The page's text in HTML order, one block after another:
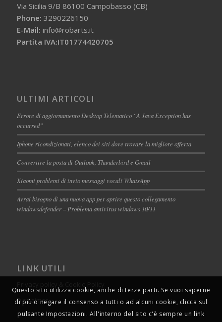
Via Sicilia 9/B 86100 Campobasso (CB)
Phone: 3290226150
E-Mail: info@robarts.it
Partita IVA:IT01774420705
ULTIMI ARTICOLI
Errore di aggiornamento Desktop Telematico “A Java Exception has
occurred”
Iphone ricondizionati, elenco dei siti dove trovare la migliore offerta
Convertire la posta di Outlook, Thunderbird e Gmail
Xiaomi problemi di invio messaggi vocali WhatsApp
Avrai bisogno di una nuova app per aprire questo collegamento
windowsdefender – Problema antivirus windows 10/11
LINK UTILI
Disclaimer
Questo sito utilizza cookie, anche di terze parti. Se vuoi saperne
di più o negare il consenso a tutti o ad alcuni cookie, clicca sul
pulsante Impostazioni. All'interno del sito c'è sempre un link